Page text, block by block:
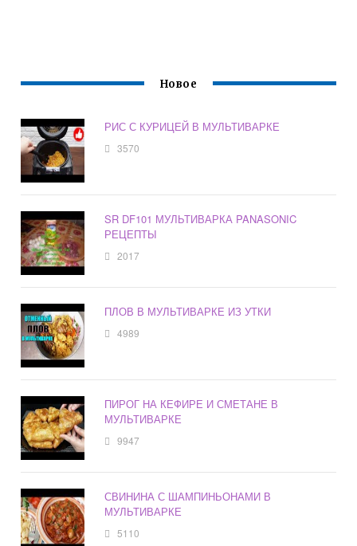
Новое
РИС С КУРИЦЕЙ В МУЛЬТИВАРКЕ
3570
SR DF101 МУЛЬТИВАРКА PANASONIC
РЕЦЕПТЫ
2017
ПЛОВ В МУЛЬТИВАРКЕ ИЗ УТКИ
4989
ПИРОГ НА КЕФИРЕ И СМЕТАНЕ В
МУЛЬТИВАРКЕ
9947
СВИНИНА С ШАМПИНЬОНАМИ В
МУЛЬТИВАРКЕ
5110